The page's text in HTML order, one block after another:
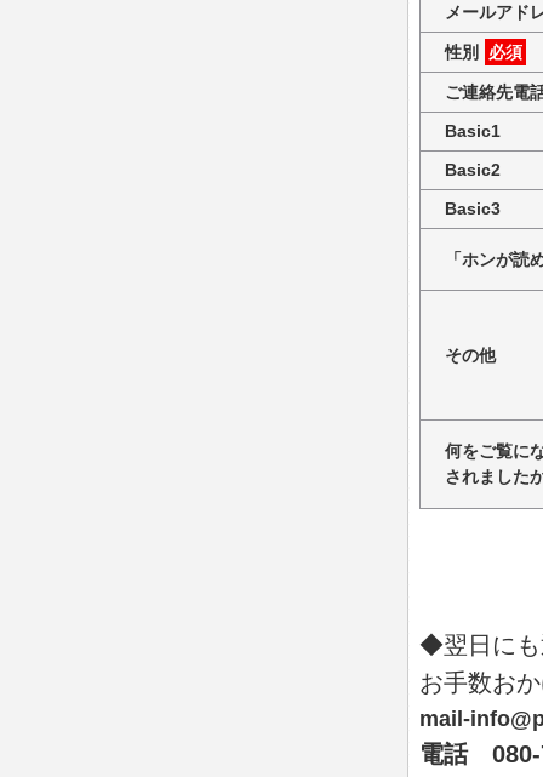
メールアド
性別 必須
ご連絡先電
Basic1
Basic2
Basic3
「ホンが読
その他
何をご覧に
されました
◆翌日にも
お手数お
mail-
電話 080-